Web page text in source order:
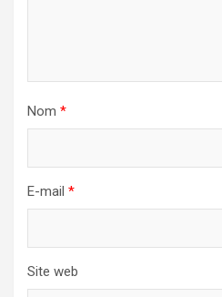
Nom *
E-mail *
Site web